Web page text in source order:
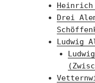
Heinrich
Drei
Ludwig